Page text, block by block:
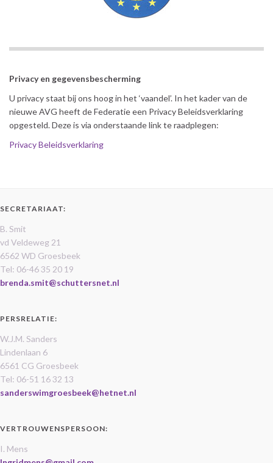
Privacy en gegevensbescherming
U privacy staat bij ons hoog in het ‘vaandel’. In het kader van de
nieuwe AVG heeft de Federatie een Privacy Beleidsverklaring
opgesteld. Deze is via onderstaande link te raadplegen:
Privacy Beleidsverklaring
SECRETARIAAT:
B. Smit
vd Veldeweg 21
6562 WD Groesbeek
Tel: 06-46 35 20 19
brenda.smit@schuttersnet.nl
PERSRELATIE:
W.J.M. Sanders
Lindenlaan 6
6561 CG Groesbeek
Tel: 06-51 16 32 13
sanderswimgroesbeek@hetnet.nl
VERTROUWENSPERSOON:
I. Mens